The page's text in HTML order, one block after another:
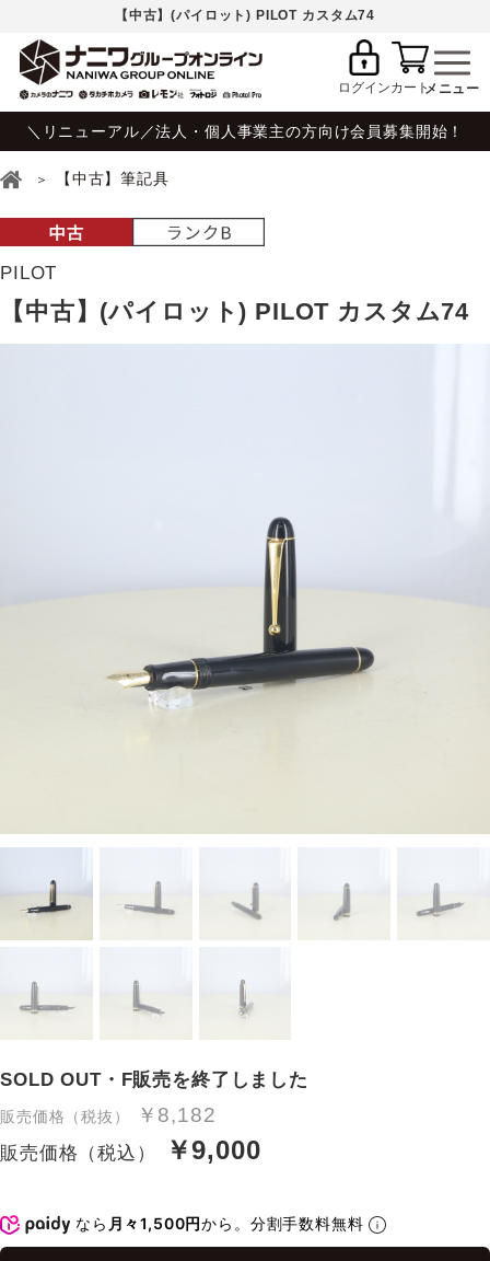
【中古】(パイロット) PILOT カスタム74
ログインカート
＼リニューアル／法人・個人事業主の方向け会員募集開始！
【中古】筆記具
PILOT
【中古】(パイロット) PILOT カスタム74
SOLD OUT・F販売を終了しました
販売価格（税抜） ￥8,182
販売価格（税込） ￥9,000
なら 月々1,500円から。分割手数料無料